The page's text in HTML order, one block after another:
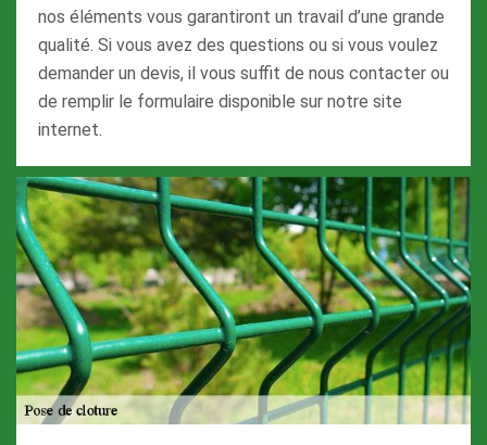
nos éléments vous garantiront un travail d’une grande
qualité. Si vous avez des questions ou si vous voulez
demander un devis, il vous suffit de nous contacter ou
de remplir le formulaire disponible sur notre site
internet.